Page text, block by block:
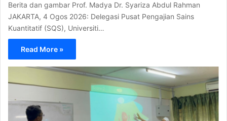
Berita dan gambar Prof. Madya Dr. Syariza Abdul Rahman
JAKARTA, 4 Ogos 2026: Delegasi Pusat Pengajian Sains
Kuantitatif (SQS), Universiti…
Read More »